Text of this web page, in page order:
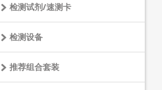
检测试剂/速测卡
检测设备
推荐组合套装